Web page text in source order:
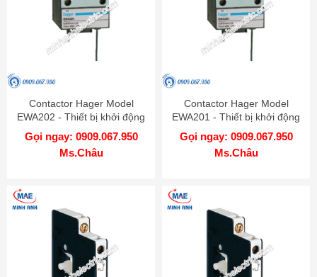
Contactor Hager Model
EWA202 - Thiết bị khởi động
từ
Gọi ngay: 0909.067.950
Ms.Châu
Contactor Hager Model
EWA201 - Thiết bị khởi động
từ
Gọi ngay: 0909.067.950
Ms.Châu